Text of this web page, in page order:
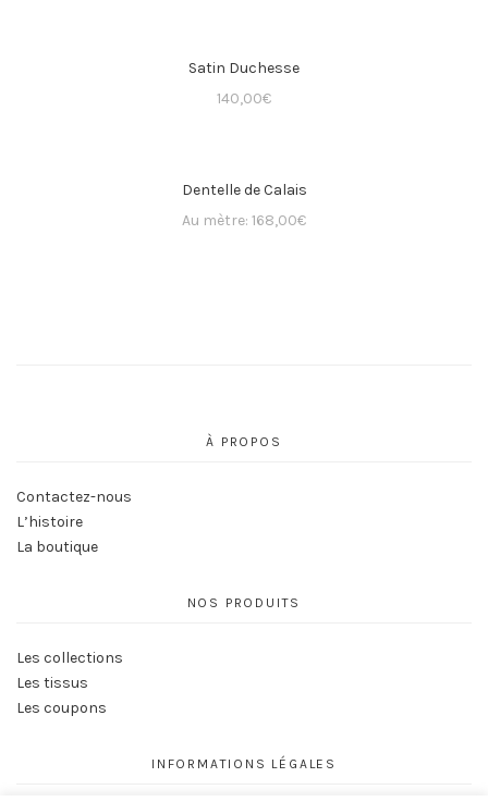
Satin Duchesse
140,00€
Dentelle de Calais
Au mètre: 168,00€
À PROPOS
Contactez-nous
L’histoire
La boutique
NOS PRODUITS
Les collections
Les tissus
Les coupons
INFORMATIONS LÉGALES